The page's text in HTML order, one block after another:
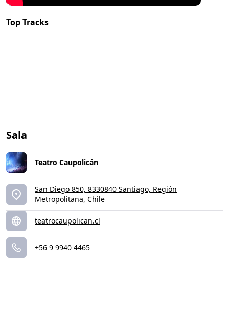
Top Tracks
Sala
Teatro Caupolicán
San Diego 850, 8330840 Santiago, Región
Metropolitana, Chile
teatrocaupolican.cl
+56 9 9940 4465